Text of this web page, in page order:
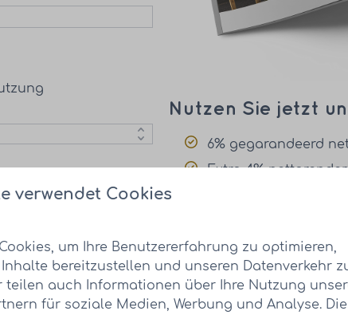
gelten.
Nutzen Sie jetzt
6% gegarandeerd
Extra 4%
Gratis gebruik van
Onbeperkt aantal
Erleben Sie die
verwendet Cookies
um Ihre Benutzererfahrung zu optimieren,
bereitzustellen und unseren Datenverkehr
teilen auch Informationen über Ihre Nutzung
für soziale Medien, Werbung und Analyse.